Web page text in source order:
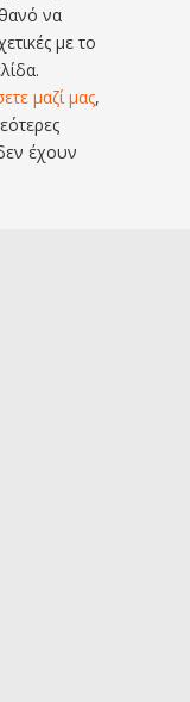
να
με το
μαζί μας,
έχουν